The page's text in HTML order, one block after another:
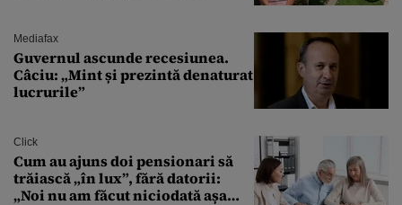
Mediafax
Guvernul ascunde recesiunea.
Câciu: „Mint și prezintă denaturat
lucrurile”
Click
Cum au ajuns doi pensionari să
trăiască „în lux”, fără datorii:
„Noi nu am făcut niciodată așa